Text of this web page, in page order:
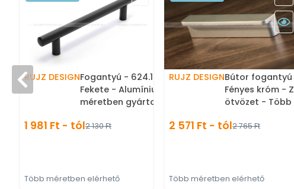
RUJZ DESIGNFogantyú - 624.12BL -
Fekete - Alumínium - Több
méretben gyártott színes
1 981 Ft - tól2 130 Ft
Több méretben elérhető
RUJZ DESIGNBútor fogantyú
Fényes króm -
ötvözet - Több
bútorfogantyú
2 571 Ft - tól2 765 Ft
Több méretben elérhető